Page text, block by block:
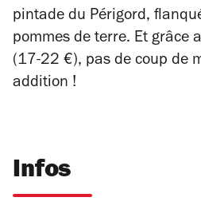
pintade du Périgord,
pommes de terre. Et grâce
(17-22 €), pas de coup de
addition !
Infos